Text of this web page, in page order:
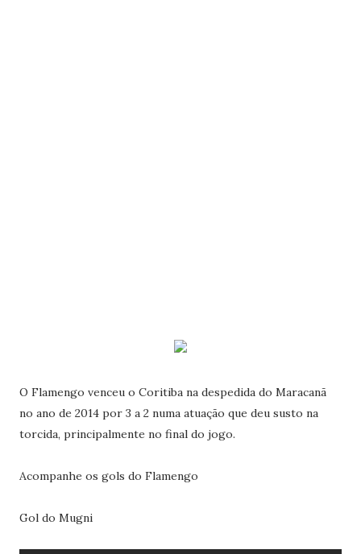
O Flamengo venceu o Coritiba na despedida do Maracanã
no ano de 2014 por 3 a 2 numa atuação que deu susto na
torcida, principalmente no final do jogo.
Acompanhe os gols do Flamengo
Gol do Mugni